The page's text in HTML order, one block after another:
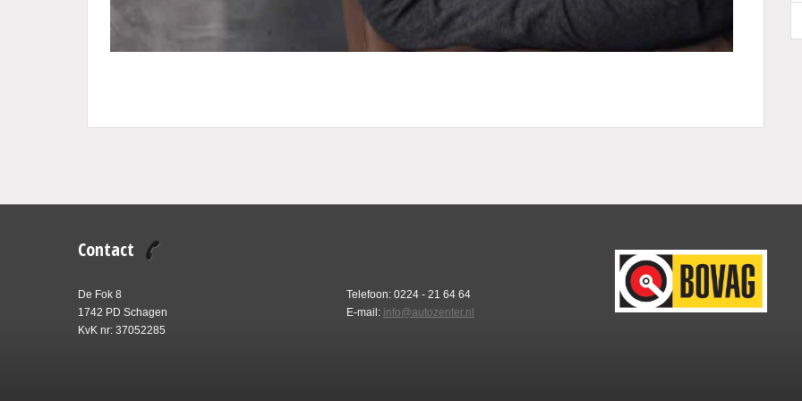
Contact
De Fok 8
1742 PD Schagen
KvK nr: 37052285
Telefoon: 0224 - 21 64 64
E-mail: info@autozenter.nl